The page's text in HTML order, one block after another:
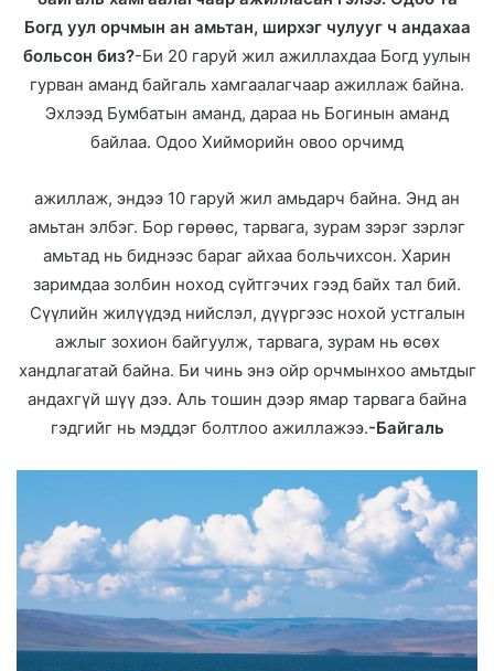
Богд уул орчмын ан амьтан, ширхэг чулууг ч андахаа
больсон биз?-Би 20 гаруй жил ажиллахдаа Богд уулын
гурван аманд байгаль хамгаалагчаар ажиллаж байна.
Эхлээд Бумбатын аманд, дараа нь Богинын аманд
байлаа. Одоо Хийморийн овоо орчимд
ажиллаж, эндээ 10 гаруй жил амьдарч байна. Энд ан
амьтан элбэг. Бор гөрөөс, тарвага, зурам зэрэг зэрлэг
амьтад нь биднээс бараг айхаа больчихсон. Харин
заримдаа золбин ноход сүйтгэчих гээд байх тал бий.
Сүүлийн жилүүдэд нийслэл, дүүргээс нохой устгалын
ажлыг зохион байгуулж, тарвага, зурам нь өсөх
хандлагатай байна. Би чинь энэ ойр орчмынхоо амьтдыг
андахгүй шүү дээ. Аль тошин дээр ямар тарвага байна
гэдгийг нь мэддэг болтлоо ажиллажээ.-Байгаль